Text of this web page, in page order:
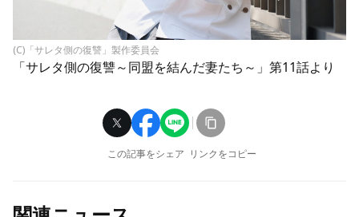
(C)「サレタ側の復讐」製作委員会
「サレタ側の復讐～同盟を結んだ妻たち～」第11話より
この記事をシェア リンクをコピー